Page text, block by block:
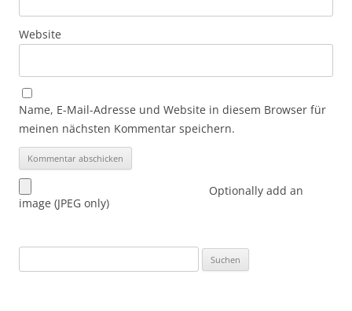
Website
Name, E-Mail-Adresse und Website in diesem Browser für
meinen nächsten Kommentar speichern.
Optionally add an
image (JPEG only)
nach: